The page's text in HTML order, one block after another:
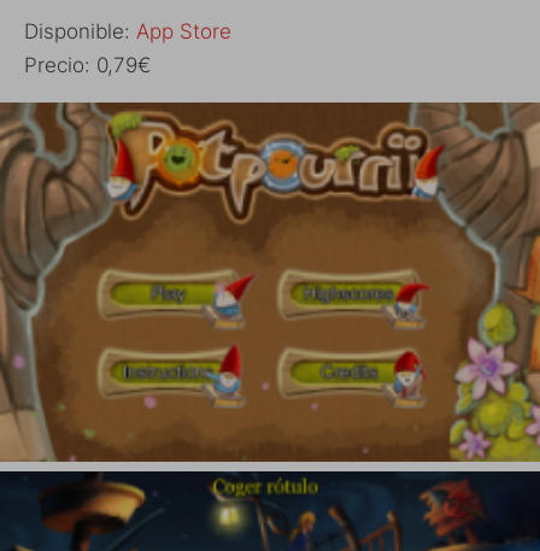
Disponible: App Store
Precio: 0,79€